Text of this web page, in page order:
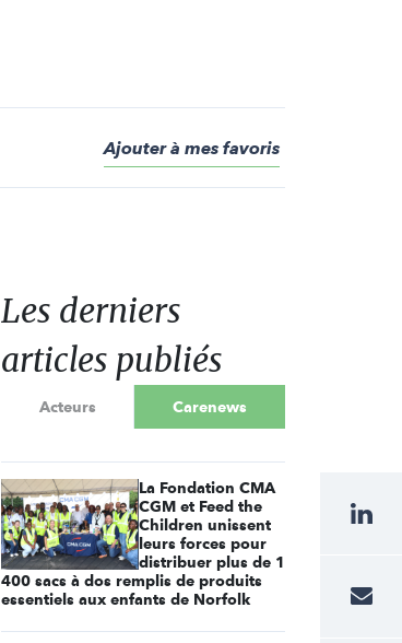
Ajouter à mes favoris
Les derniers
articles publiés
Acteurs Carenews
La Fondation CMA
CGM et Feed the
Children unissent
leurs forces pour
distribuer plus de 1
400 sacs à dos remplis de produits
essentiels aux enfants de Norfolk